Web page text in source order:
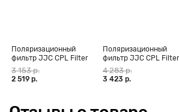
Поляризационный
фильтр JJC CPL Filter
62mm (S+)
3 153 р.
2 519 р.
Поляризационный
фильтр JJC CPL Filter
82mm (S+)
4 283 р.
3 423 р.